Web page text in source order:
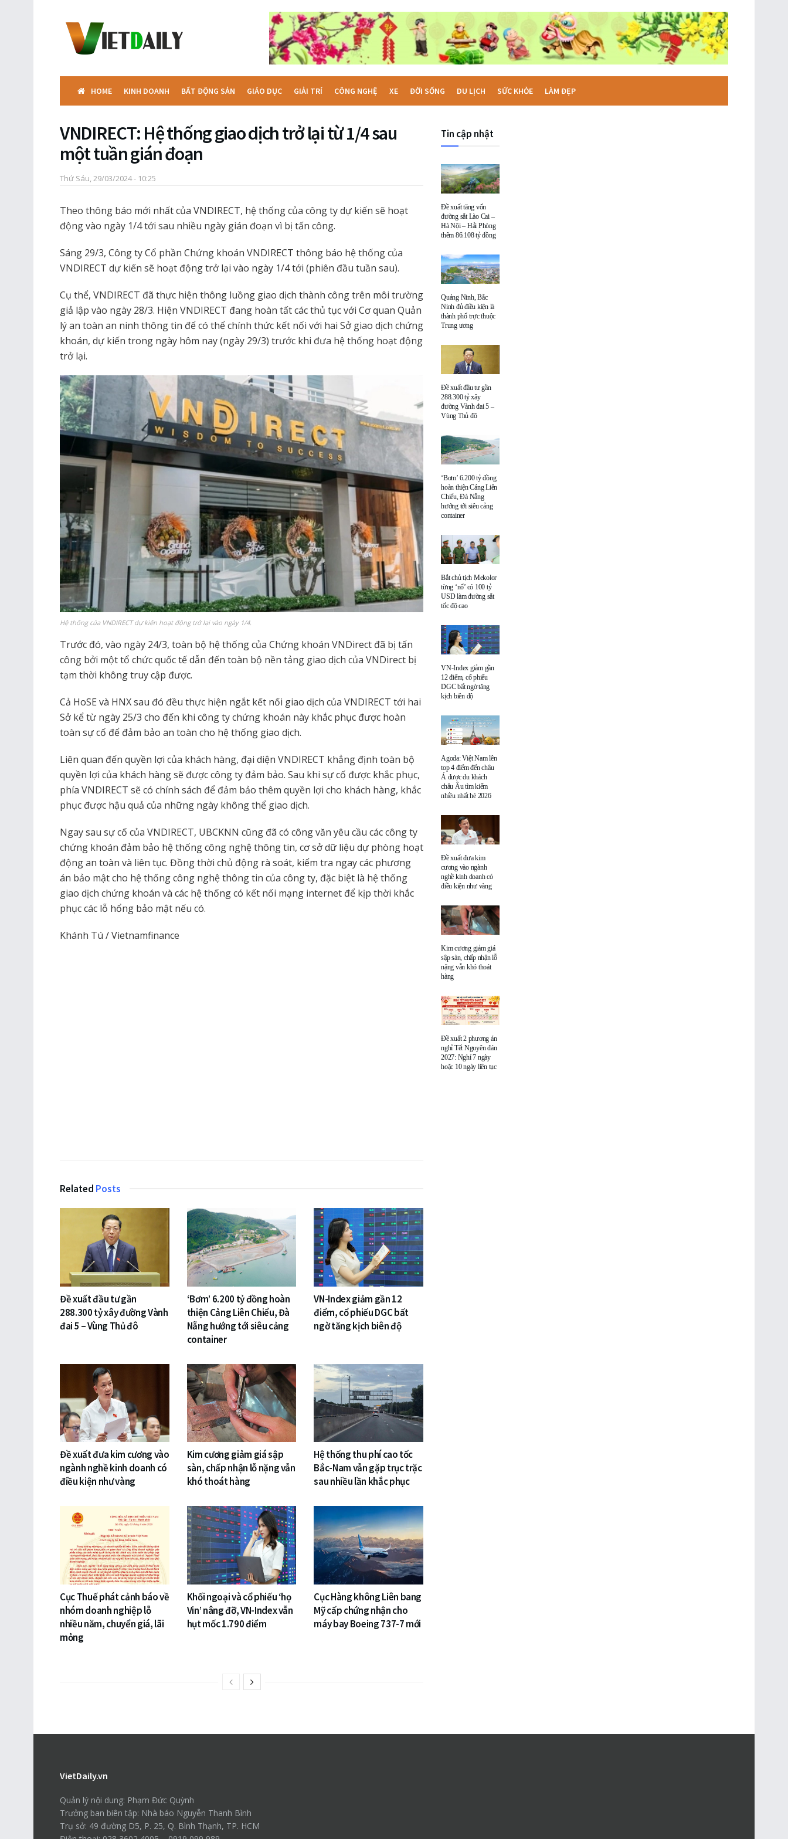
HOME KINH DOANH BẤT ĐỘNG SẢN GIÁO DỤC GIẢI TRÍ CÔNG NGHỆ XE ĐỜI SỐNG DU LỊCH SỨC KHỎE LÀM ĐẸP
VNDIRECT: Hệ thống giao dịch trở lại từ 1/4 sau
một tuần gián đoạn
Thứ Sáu, 29/03/2024 - 10:25
Theo thông báo mới nhất của VNDIRECT, hệ thống của công ty dự kiến sẽ hoạt
động vào ngày 1/4 tới sau nhiều ngày gián đoạn vì bị tấn công.
Sáng 29/3, Công ty Cổ phần Chứng khoán VNDIRECT thông báo hệ thống của
VNDIRECT dự kiến sẽ hoạt động trở lại vào ngày 1/4 tới (phiên đầu tuần sau).
Cụ thể, VNDIRECT đã thực hiện thông luồng giao dịch thành công trên môi trường
giả lập vào ngày 28/3. Hiện VNDIRECT đang hoàn tất các thủ tục với Cơ quan Quản
lý an toàn an ninh thông tin để có thể chính thức kết nối với hai Sở giao dịch chứng
khoán, dự kiến trong ngày hôm nay (ngày 29/3) trước khi đưa hệ thống hoạt động
trở lại.
Hệ thống của VNDIRECT dự kiến hoạt động trở lại vào ngày 1/4.
Trước đó, vào ngày 24/3, toàn bộ hệ thống của Chứng khoán VNDirect đã bị tấn
công bởi một tổ chức quốc tế dẫn đến toàn bộ nền tảng giao dịch của VNDirect bị
tạm thời không truy cập được.
Cả HoSE và HNX sau đó đều thực hiện ngắt kết nối giao dịch của VNDIRECT tới hai
Sở kể từ ngày 25/3 cho đến khi công ty chứng khoán này khắc phục được hoàn
toàn sự cố để đảm bảo an toàn cho hệ thống giao dịch.
Liên quan đến quyền lợi của khách hàng, đại diện VNDIRECT khẳng định toàn bộ
quyền lợi của khách hàng sẽ được công ty đảm bảo. Sau khi sự cố được khắc phục,
phía VNDIRECT sẽ có chính sách để đảm bảo thêm quyền lợi cho khách hàng, khắc
phục được hậu quả của những ngày không thể giao dịch.
Ngay sau sự cố của VNDIRECT, UBCKNN cũng đã có công văn yêu cầu các công ty
chứng khoán đảm bảo hệ thống công nghệ thông tin, cơ sở dữ liệu dự phòng hoạt
động an toàn và liên tục. Đồng thời chủ động rà soát, kiểm tra ngay các phương
án bảo mật cho hệ thống công nghệ thông tin của công ty, đặc biệt là hệ thống
giao dịch chứng khoán và các hệ thống có kết nối mạng internet để kịp thời khắc
phục các lỗ hổng bảo mật nếu có.
Khánh Tú / Vietnamfinance
Related Posts
Đề xuất đầu tư gần
288.300 tỷ xây đường Vành
đai 5 – Vùng Thủ đô
‘Bơm’ 6.200 tỷ đồng hoàn
thiện Cảng Liên Chiểu, Đà
Nẵng hướng tới siêu cảng
container
VN-Index giảm gần 12
điểm, cổ phiếu DGC bất
ngờ tăng kịch biên độ
Đề xuất đưa kim cương vào
ngành nghề kinh doanh có
điều kiện như vàng
Kim cương giảm giá sập
sàn, chấp nhận lỗ nặng vẫn
khó thoát hàng
Hệ thống thu phí cao tốc
Bắc-Nam vẫn gặp trục trặc
sau nhiều lần khắc phục
Cục Thuế phát cảnh báo về
nhóm doanh nghiệp lỗ
nhiều năm, chuyển giá, lãi
mỏng
Khối ngoại và cổ phiếu ‘họ
Vin’ nâng đỡ, VN-Index vẫn
hụt mốc 1.790 điểm
Cục Hàng không Liên bang
Mỹ cấp chứng nhận cho
máy bay Boeing 737-7 mới
Tin cập nhật
Đề xuất tăng vốn
đường sắt Lào Cai –
Hà Nội – Hải Phòng
thêm 86.108 tỷ đồng
Quảng Ninh, Bắc
Ninh đủ điều kiện là
thành phố trực thuộc
Trung ương
Đề xuất đầu tư gần
288.300 tỷ xây
đường Vành đai 5 –
Vùng Thủ đô
‘Bơm’ 6.200 tỷ đồng
hoàn thiện Cảng Liên
Chiểu, Đà Nẵng
hướng tới siêu cảng
container
Bắt chủ tịch Mekolor
từng ‘nổ’ có 100 tỷ
USD làm đường sắt
tốc độ cao
VN-Index giảm gần
12 điểm, cổ phiếu
DGC bất ngờ tăng
kịch biên độ
Agoda: Việt Nam lên
top 4 điểm đến châu
Á được du khách
châu Âu tìm kiếm
nhiều nhất hè 2026
Đề xuất đưa kim
cương vào ngành
nghề kinh doanh có
điều kiện như vàng
Kim cương giảm giá
sập sàn, chấp nhận lỗ
nặng vẫn khó thoát
hàng
Đề xuất 2 phương án
nghỉ Tết Nguyên đán
2027: Nghỉ 7 ngày
hoặc 10 ngày liên tục
VietDaily.vn
Quản lý nội dung: Phạm Đức Quỳnh
Trưởng ban biên tập: Nhà báo Nguyễn Thanh Bình
Trụ sở: 49 đường D5, P. 25, Q. Bình Thạnh, TP. HCM